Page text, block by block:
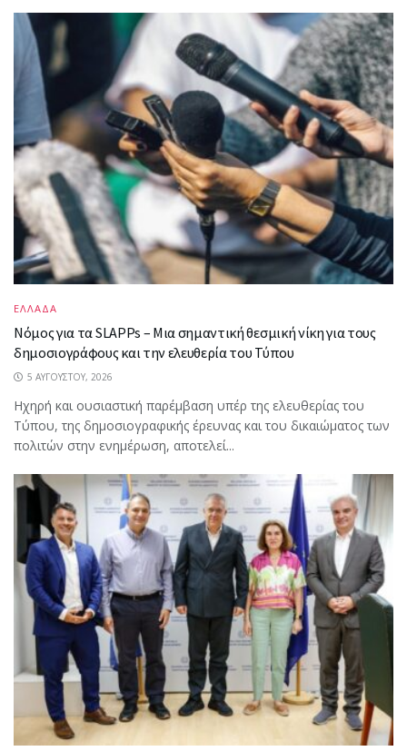
ΕΛΛΑΔΑ
Νόμος για τα SLAPPs – Μια σημαντική θεσμική νίκη για τους
δημοσιογράφους και την ελευθερία του Τύπου
5 ΑΥΓΟΎΣΤΟΥ, 2026
Ηχηρή και ουσιαστική παρέμβαση υπέρ της ελευθερίας του
Τύπου, της δημοσιογραφικής έρευνας και του δικαιώματος των
πολιτών στην ενημέρωση, αποτελεί...